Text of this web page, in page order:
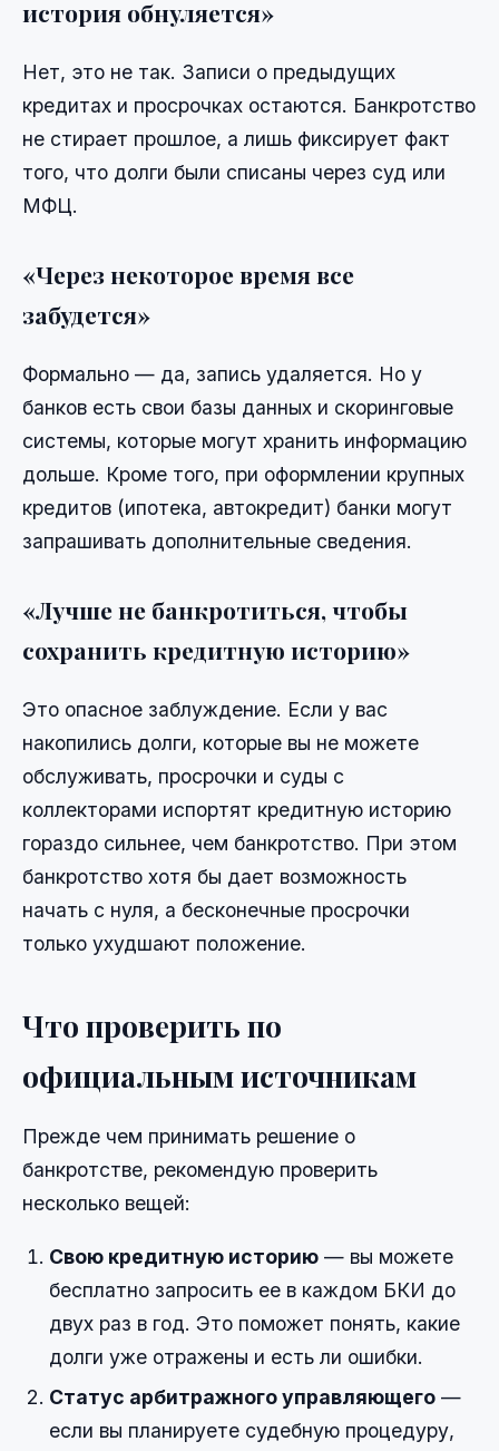
история обнуляется»
Нет, это не так. Записи о предыдущих
кредитах и просрочках остаются. Банкротство
не стирает прошлое, а лишь фиксирует факт
того, что долги были списаны через суд или
МФЦ.
«Через некоторое время все
забудется»
Формально — да, запись удаляется. Но у
банков есть свои базы данных и скоринговые
системы, которые могут хранить информацию
дольше. Кроме того, при оформлении крупных
кредитов (ипотека, автокредит) банки могут
запрашивать дополнительные сведения.
«Лучше не банкротиться, чтобы
сохранить кредитную историю»
Это опасное заблуждение. Если у вас
накопились долги, которые вы не можете
обслуживать, просрочки и суды с
коллекторами испортят кредитную историю
гораздо сильнее, чем банкротство. При этом
банкротство хотя бы дает возможность
начать с нуля, а бесконечные просрочки
только ухудшают положение.
Что проверить по
официальным источникам
Прежде чем принимать решение о
банкротстве, рекомендую проверить
несколько вещей:
Свою кредитную историю — вы можете
бесплатно запросить ее в каждом БКИ до
двух раз в год. Это поможет понять, какие
долги уже отражены и есть ли ошибки.
Статус арбитражного управляющего —
если вы планируете судебную процедуру,